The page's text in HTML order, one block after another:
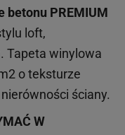
betonu PREMIUM
loft,
Tapeta winylowa
o teksturze
ściany.
W